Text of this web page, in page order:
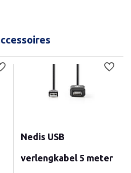
Nedis USB
verlengkabel 5 meter